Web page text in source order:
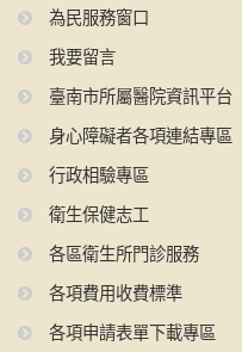
為民服務窗口
我要留言
臺南市所屬醫院資訊平台
身心障礙者各項連結專區
行政相驗專區
衛生保健志工
各區衛生所門診服務
各項費用收費標準
各項申請表單下載專區